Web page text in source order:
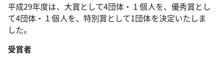
平成29年度は、大賞として4団体・１個人を、優秀賞とし
て4団体・１個人を、特別賞として1団体を決定いたしま
した。
受賞者